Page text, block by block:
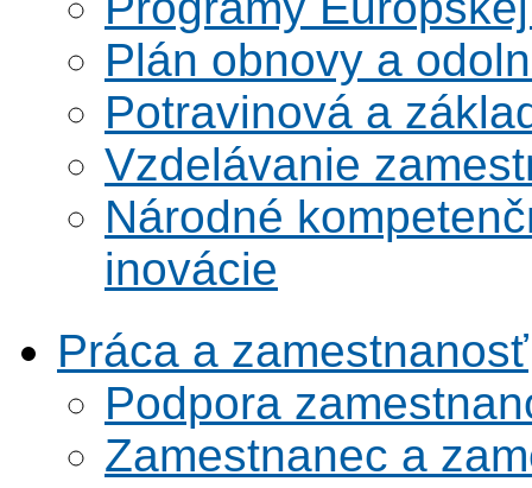
Plán obnovy a
Potravinová a
Vzdelávanie
Národné
inovácie
Práca a zamestnanosť
Podpora
Zamestnanec a